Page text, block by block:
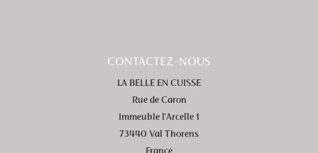
CONTACTEZ-NOUS
LA BELLE EN CUISSE
Rue de Caron
Immeuble l'Arcelle 1
73440 Val Thorens